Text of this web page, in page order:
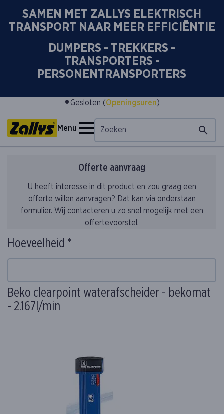
SAMEN MET ZALLYS ELEKTRISCH
TRANSPORT NAAR MEER EFFICIËNTIE
DUMPERS - TREKKERS -
TRANSPORTERS -
PERSONENTRANSPORTERS
• Gesloten (Openingsuren)
Menu
Offerte aanvraag
U heeft interesse in dit product en zou graag een
offerte willen aanvragen? Dat kan via onderstaan
formulier. Wij contacteren u zo snel mogelijk met een
offertevoorstel.
Hoeveelheid *
Beko clearpoint waterafscheider - bekomat
- 2.167l/min